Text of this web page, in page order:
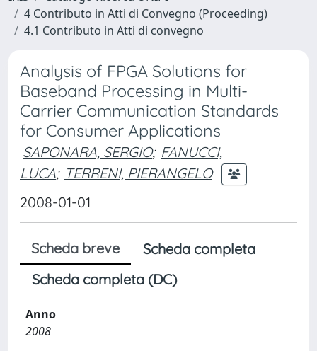
4 Contributo in Atti di Convegno (Proceeding)
4.1 Contributo in Atti di convegno
Analysis of FPGA Solutions for
Baseband Processing in Multi-
Carrier Communication Standards
for Consumer Applications
SAPONARA, SERGIO; FANUCCI,
LUCA; TERRENI, PIERANGELO
2008-01-01
Scheda breve
Scheda completa
Scheda completa (DC)
Anno
2008